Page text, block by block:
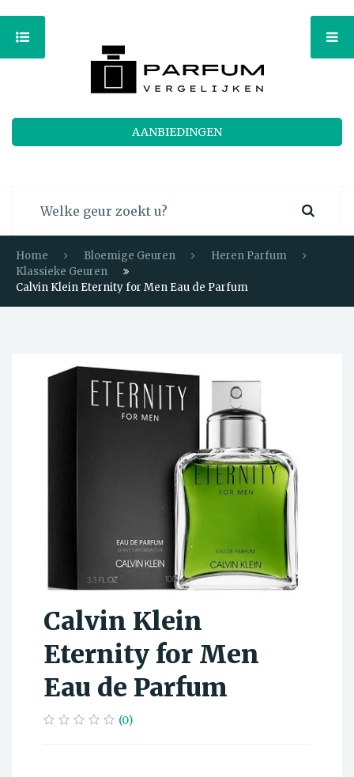
AANBIEDINGEN
Home Bloemige Geuren
Heren Parfum
Klassieke Geuren
Calvin Klein Eternity for Men Eau de Parfum
Calvin Klein
Eternity for Men
Eau de Parfum
(0)